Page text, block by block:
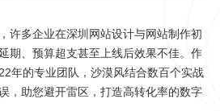
许多企业在深圳网站设计与网站制作初
期、预算超支甚至上线后效果不佳。作
年的专业团队，沙漠风结合数百个实战
，助您避开雷区，打造高转化率的数字